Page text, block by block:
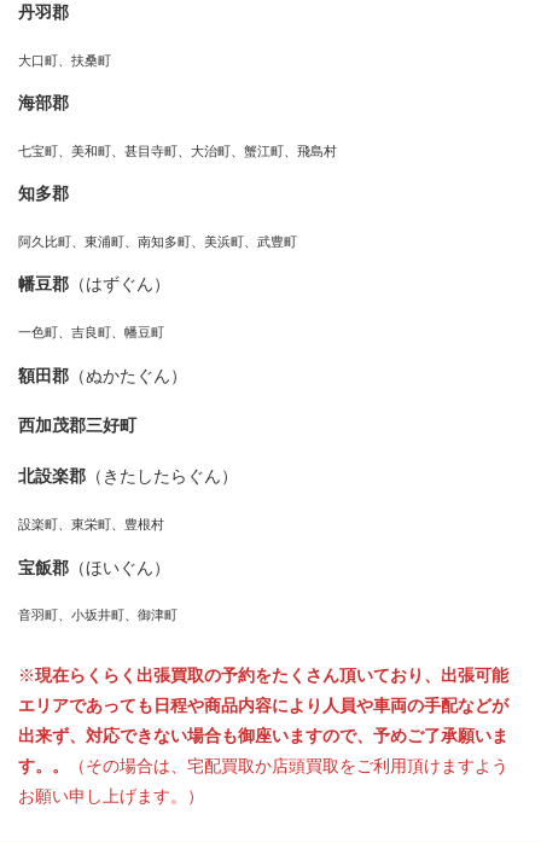
丹羽郡
大口町、扶桑町
海部郡
七宝町、美和町、甚目寺町、大治町、蟹江町、飛島村
知多郡
阿久比町、東浦町、南知多町、美浜町、武豊町
幡豆郡 （はずぐん）
一色町、吉良町、幡豆町
額田郡 （ぬかたぐん）
西加茂郡三好町
北設楽郡 （きたしたらぐん）
設楽町、東栄町、豊根村
宝飯郡 （ほいぐん）
音羽町、小坂井町、御津町
※現在らくらく出張買取の予約をたくさん頂いており、出張可能
エリアであっても日程や商品内容により人員や車両の手配などが
出来ず、対応できない場合も御座いますので、予めご了承願いま
す。。
（その場合は、宅配買取か店頭買取をご利用頂けますよう
お願い申し上げます。）